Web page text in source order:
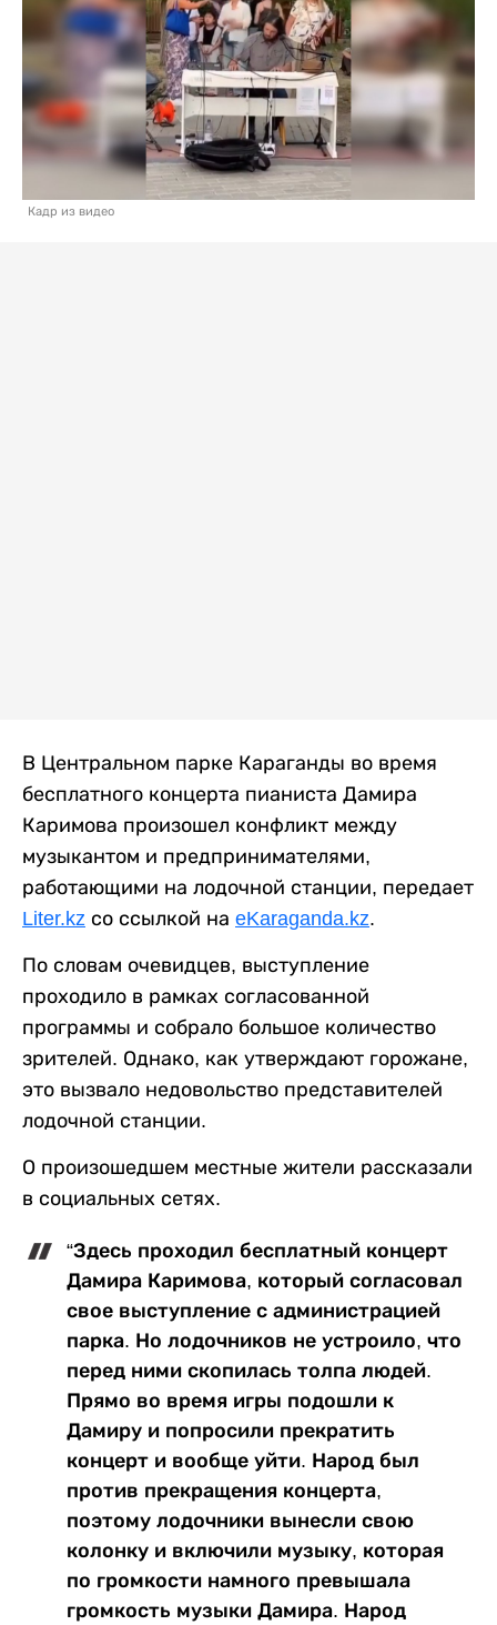
Кадр из видео
В Центральном парке Караганды во время
бесплатного концерта пианиста Дамира
Каримова произошел конфликт между
музыкантом и предпринимателями,
работающими на лодочной станции, передает
Liter.kz со ссылкой на eKaraganda.kz.
По словам очевидцев, выступление
проходило в рамках согласованной
программы и собрало большое количество
зрителей. Однако, как утверждают горожане,
это вызвало недовольство представителей
лодочной станции.
О произошедшем местные жители рассказали
в социальных сетях.
“Здесь проходил бесплатный концерт
Дамира Каримова, который согласовал
свое выступление с администрацией
парка. Но лодочников не устроило, что
перед ними скопилась толпа людей.
Прямо во время игры подошли к
Дамиру и попросили прекратить
концерт и вообще уйти. Народ был
против прекращения концерта,
поэтому лодочники вынесли свою
колонку и включили музыку, которая
по громкости намного превышала
громкость музыки Дамира. Народ